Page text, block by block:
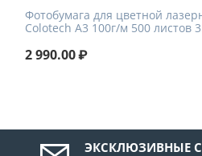
Фотобумага для цветной
Colotech A3 100г/м 500 листов
2 990.00₽
ЭКСКЛЮЗИВНЫЕ